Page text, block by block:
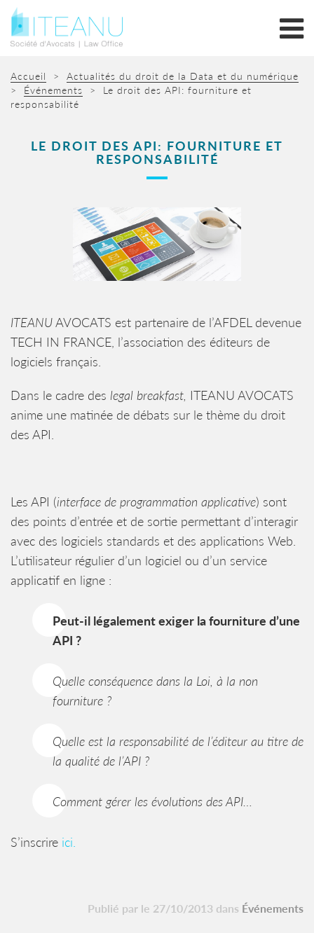
Accueil > Actualités du droit de la Data et du numérique
> Événements > Le droit des API: fourniture et
responsabilité
LE DROIT DES API: FOURNITURE ET
RESPONSABILITÉ
ITEANUAVOCATS est partenaire de l’AFDEL devenue
TECH IN FRANCE, l’association des éditeurs de
logiciels français.
Dans le cadre des legal breakfast, ITEANU AVOCATS
anime une matinée de débats sur le thème du droit
des API.
Les API (interface de programmation applicative) sont
des points d’entrée et de sortie permettant d’interagir
avec des logiciels standards et des applications Web.
L’utilisateur régulier d’un logiciel ou d’un service
applicatif en ligne :
Peut-il légalement exiger la fourniture d’une
API ?
Quelle conséquence dans la Loi, à la non
fourniture ?
Quelle est la responsabilité de l’éditeur au titre de
la qualité de l’API ?
Comment gérer les évolutions des API…
S’inscrire ici.
Publié par le 27/10/2013 dans Événements